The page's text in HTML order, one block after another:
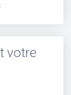
votre